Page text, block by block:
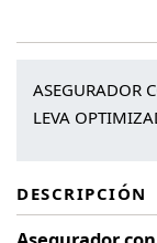
ASEGURADOR
LEVA
DESCRIPCIÓN